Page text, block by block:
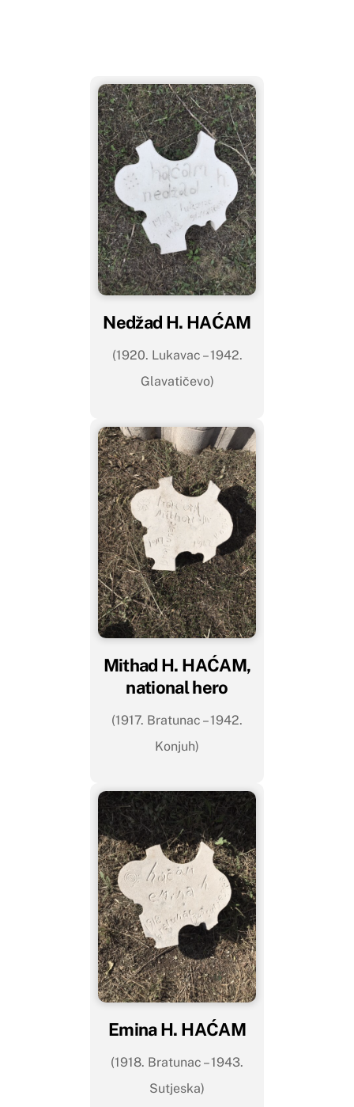
Nedžad H. HAĆAM
(1920. Lukavac – 1942.
Glavatičevo)
Mithad H. HAĆAM,
national hero
(1917. Bratunac – 1942.
Konjuh)
Emina H. HAĆAM
(1918. Bratunac – 1943.
Sutjeska)